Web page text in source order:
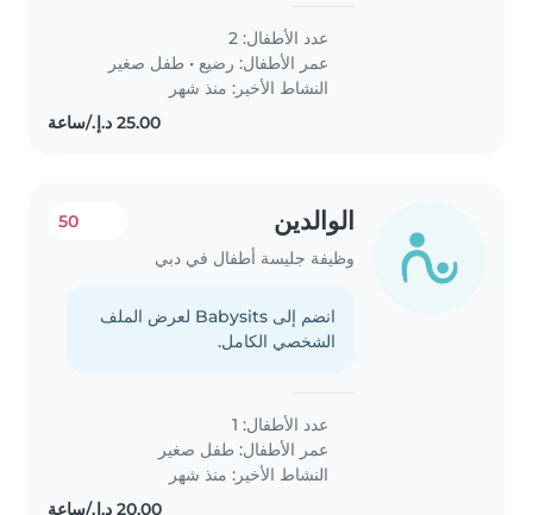
عدد الأطفال: 2
عمر الأطفال: رضيع • طفل صغير
النشاط الأخير: منذ شهر
الوالدين
وظيفة جليسة أطفال في دبي
50
انضم إلى Babysits لعرض الملف
الشخصي الكامل.
عدد الأطفال: 1
عمر الأطفال: طفل صغير
النشاط الأخير: منذ شهر